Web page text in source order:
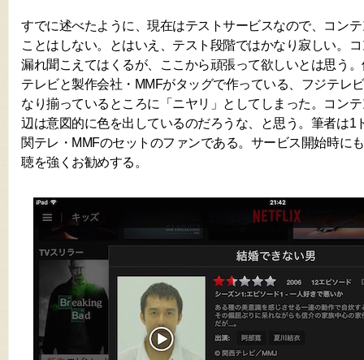
すでに述べたように、現在はテストサービスなので、コン
ことはしない。とはいえ、テスト段階ではかなり寂しい。
漏れ聞こえてはくるが、ここから頑張って欲しいとは思う
テレビと製作会社・MMFがタッグで作っている、フジテレ
なり揃っているところに「ニヤリ」としてしまった。コン
辺は意図的に色を出しているのだろうな、と思う。筆者は1
関テレ・MMFのセットのファンである。サービス開始時に
聴を強くお勧めする。